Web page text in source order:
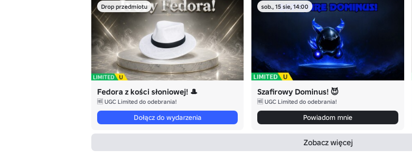
Drop przedmiotu
Fedora z kości słoniowej! 🎩
🆓 UGC Limited do odebrania!
Dołącz do wydarzenia
sob., 15 sie, 14:00
Szafirowy Dominus! 😈
🆓 UGC Limited do odebrania!
Powiadom mnie
Zobacz więcej